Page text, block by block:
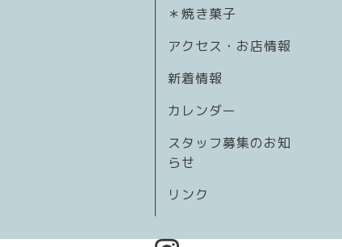
＊焼き菓子
アクセス・お店情報
新着情報
カレンダー
スタッフ募集のお知
らせ
リンク